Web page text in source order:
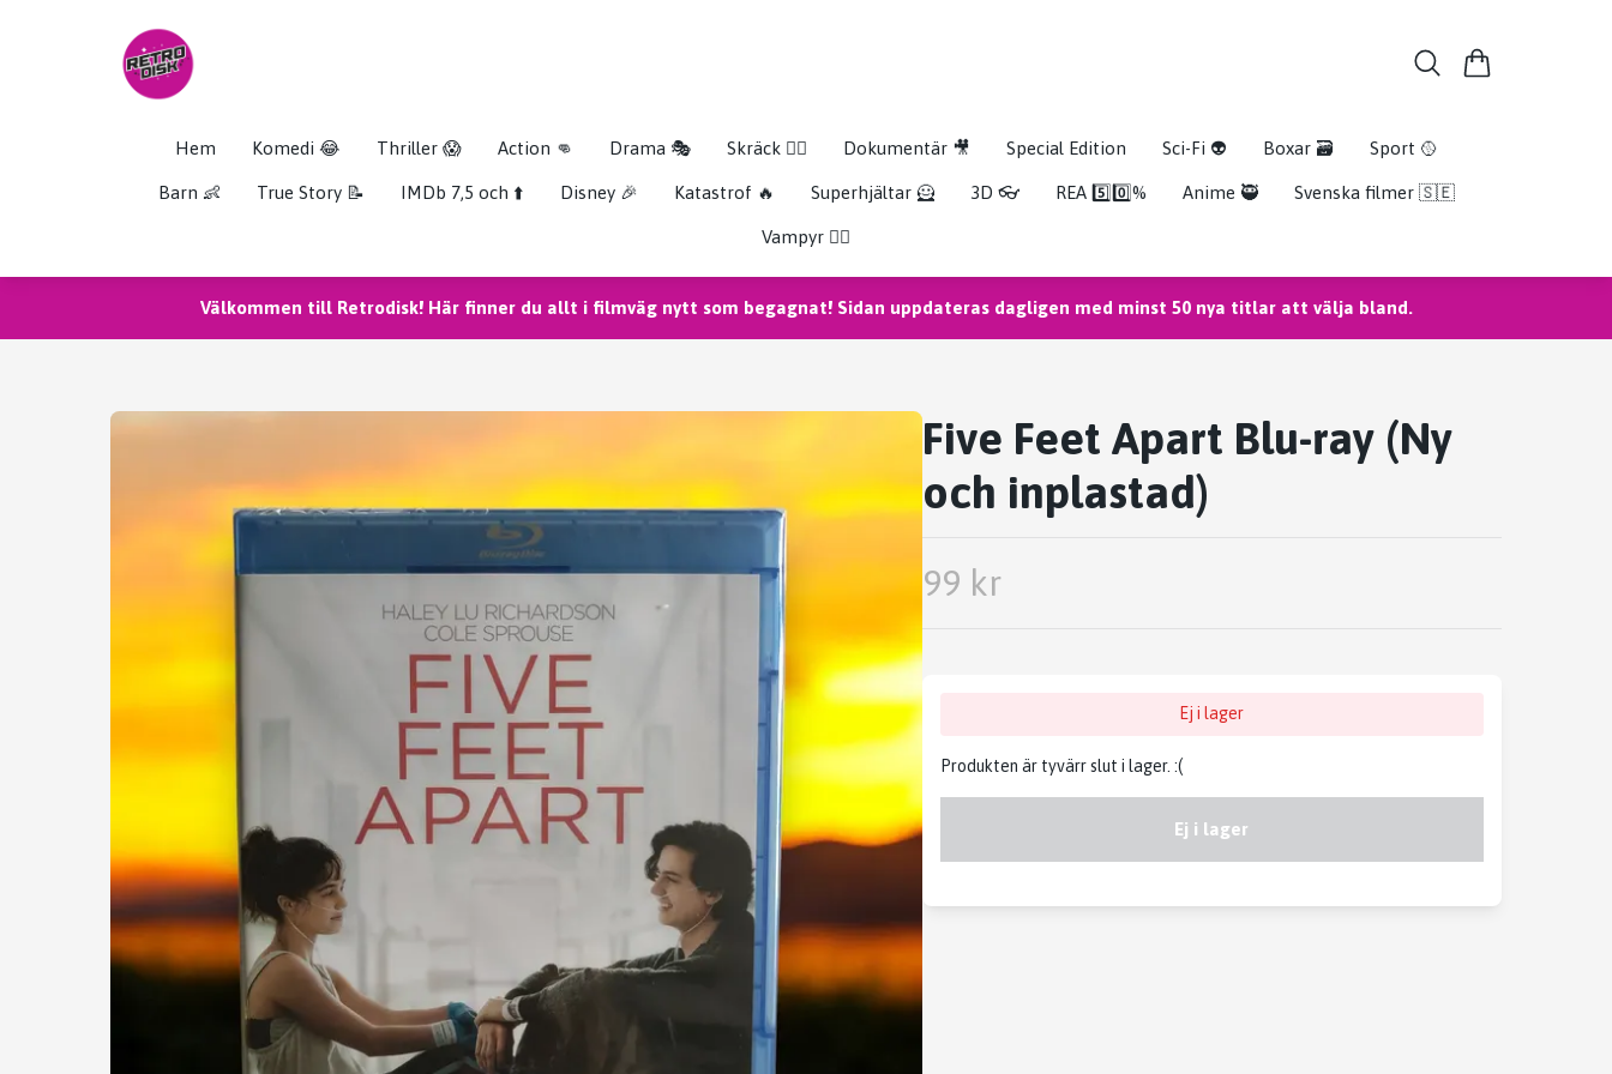
Hem Komedi 😂 Thriller 😱 Action 👊 Drama 🎭 Skräck 🧟‍♂️ Dokumentär 🎥 Special Edition Sci-Fi 👽 Boxar 🗃️ Sport 🥎
Barn 👶 True Story 📝 IMDb 7,5 och ⬆️ Disney 🎉 Katastrof 🔥 Superhjältar 🦸 3D 👓 REA 5️⃣0️⃣% Anime 🥷 Svenska filmer 🇸🇪
Vampyr 🧛‍♀️
Välkommen till Retrodisk! Här finner du allt i filmväg nytt som begagnat! Sidan uppdateras dagligen med minst 50 nya titlar att välja bland.
Five Feet Apart Blu-ray (Ny
och inplastad)
99 kr
Ej i lager
Produkten är tyvärr slut i lager. :(
Ej i lager